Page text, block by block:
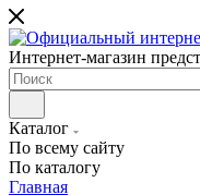
Интернет-магазин
Каталог
По всему сайту
По каталогу
Главная